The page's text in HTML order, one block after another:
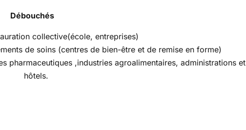
Débouchés
collective(école, entreprises)
de soins (centres de bien-être et de remise en forme)
pharmaceutiques ,industries agroalimentaires, administrations et
hôtels.